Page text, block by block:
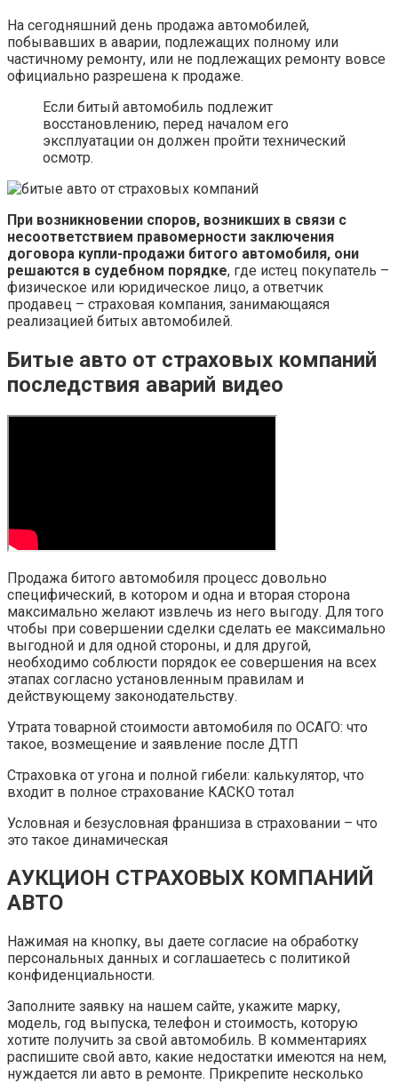
На сегодняшний день продажа автомобилей,
побывавших в аварии, подлежащих полному или
частичному ремонту, или не подлежащих ремонту вовсе
официально разрешена к продаже.
Если битый автомобиль подлежит
восстановлению, перед началом его
эксплуатации он должен пройти технический
осмотр.
При возникновении споров, возникших в связи с
несоответствием правомерности заключения
договора купли-продажи битого автомобиля, они
решаются в судебном порядке, где истец покупатель –
физическое или юридическое лицо, а ответчик
продавец – страховая компания, занимающаяся
реализацией битых автомобилей.
Битые авто от страховых компаний
последствия аварий видео
Продажа битого автомобиля процесс довольно
специфический, в котором и одна и вторая сторона
максимально желают извлечь из него выгоду. Для того
чтобы при совершении сделки сделать ее максимально
выгодной и для одной стороны, и для другой,
необходимо соблюсти порядок ее совершения на всех
этапах согласно установленным правилам и
действующему законодательству.
Утрата товарной стоимости автомобиля по ОСАГО: что
такое, возмещение и заявление после ДТП
Страховка от угона и полной гибели: калькулятор, что
входит в полное страхование КАСКО тотал
Условная и безусловная франшиза в страховании – что
это такое динамическая
АУКЦИОН СТРАХОВЫХ КОМПАНИЙ
АВТО
Нажимая на кнопку, вы даете согласие на обработку
персональных данных и соглашаетесь с политикой
конфиденциальности.
Заполните заявку на нашем сайте, укажите марку,
модель, год выпуска, телефон и стоимость, которую
хотите получить за свой автомобиль. В комментариях
распишите свой авто, какие недостатки имеются на нем,
нуждается ли авто в ремонте. Прикрепите несколько